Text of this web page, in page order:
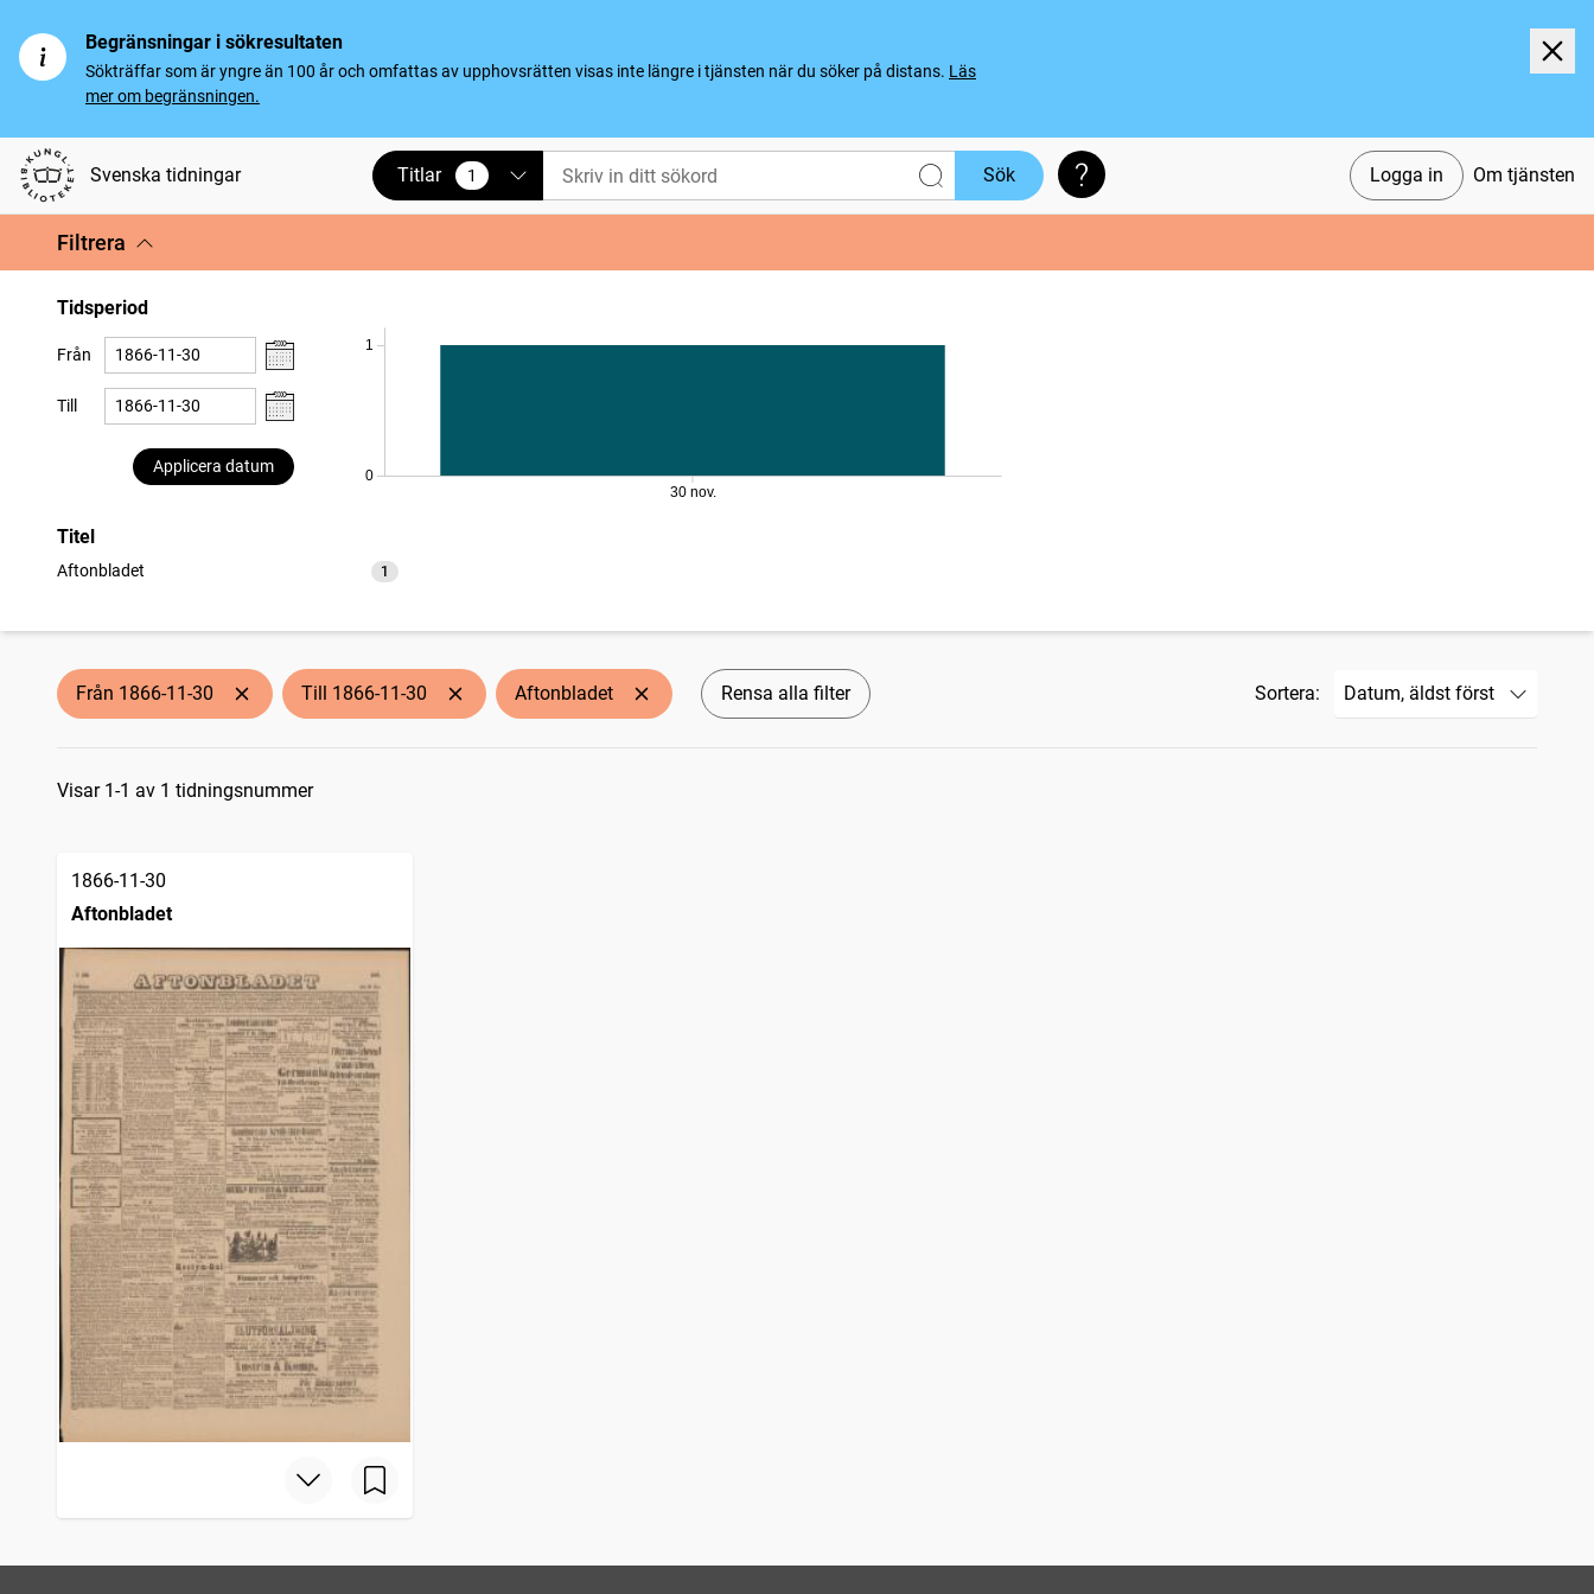
Begränsningar i sökresultaten
Sökträffar som är yngre än 100 år och omfattas av upphovsrätten visas inte längre i tjänsten när du söker på distans. Läs
mer om begränsningen.
Svenska tidningar Logga in Om tjänsten
Titlar 1
vald Sök Söktips
Filtrera
Tidsperiod
Från
Till
Applicera datum
0
1
30 nov.
Titel
Aftonbladet 1
träffar
Från 1866-11-30 Till 1866-11-30 Aftonbladet Rensa alla filter Sortera:
Sökresultat
Visar 1-1 av 1 tidningsnummer
1866-11-30
Aftonbladet